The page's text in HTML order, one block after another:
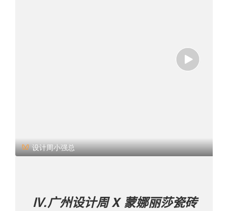
设计周小强总
Ⅳ.广州设计周X 蒙娜丽莎瓷砖